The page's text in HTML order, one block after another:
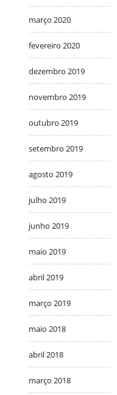
março 2020
fevereiro 2020
dezembro 2019
novembro 2019
outubro 2019
setembro 2019
agosto 2019
julho 2019
junho 2019
maio 2019
abril 2019
março 2019
maio 2018
abril 2018
março 2018